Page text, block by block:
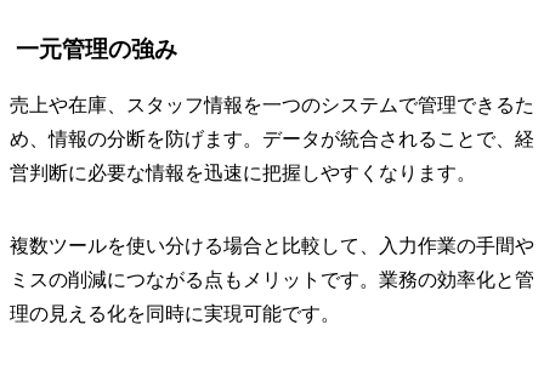
一元管理の強み
売上や在庫、スタッフ情報を一つのシステムで管理できるた
め、情報の分断を防げます。データが統合されることで、経
営判断に必要な情報を迅速に把握しやすくなります。
複数ツールを使い分ける場合と比較して、入力作業の手間や
ミスの削減につながる点もメリットです。業務の効率化と管
理の見える化を同時に実現可能です。